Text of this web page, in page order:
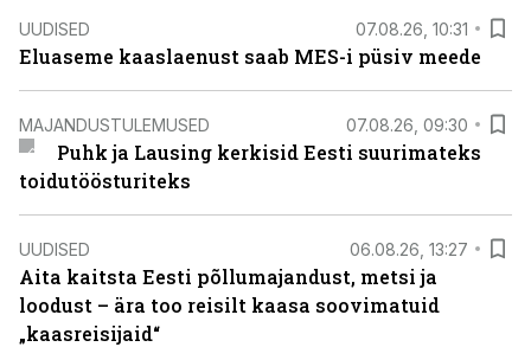
UUDISED 07.08.26, 10:31
Eluaseme kaaslaenust saab MES-i püsiv meede
MAJANDUSTULEMUSED 07.08.26, 09:30
Puhk ja Lausing kerkisid Eesti suurimateks
toidutöösturiteks
UUDISED 06.08.26, 13:27
Aita kaitsta Eesti põllumajandust, metsi ja
loodust – ära too reisilt kaasa soovimatuid
„kaasreisijaid“